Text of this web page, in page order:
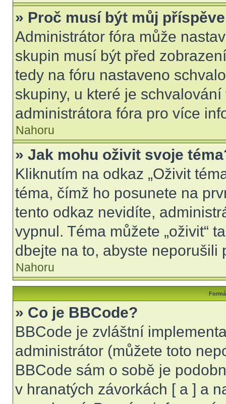
» Proč musí být můj
Administrátor fóra může
skupin musí být před
tedy na fóru nastaveno
skupiny, u které je
administrátora fóra pro více
Nahoru
» Jak mohu oživit svoje
Kliknutím na odkaz „Oživit
téma, čímž ho posunete na
tento odkaz nevidíte,
vypnul. Téma můžete „oživit“
dbejte na to, abyste neporušili
Nahoru
» Co je BBCode?
BBCode je zvláštní
administrátor (můžete toto
BBCode sám o sobě je
v hranatých závorkách [ a ] a